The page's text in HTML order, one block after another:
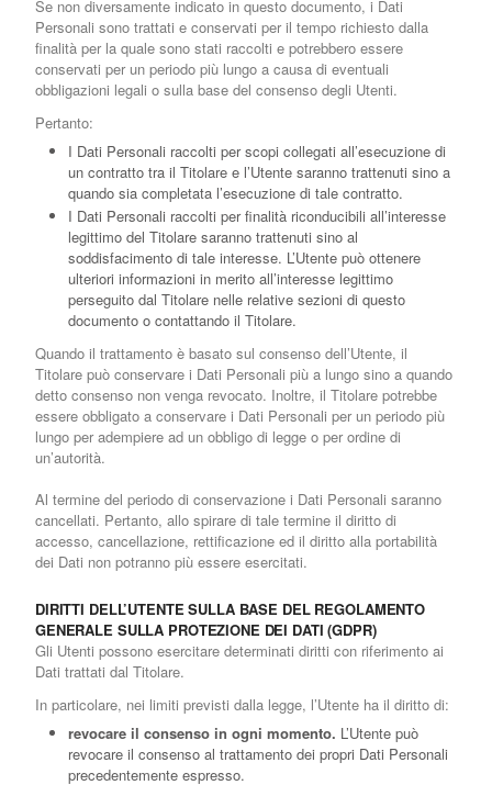
Se non diversamente indicato in questo documento, i Dati
Personali sono trattati e conservati per il tempo richiesto dalla
finalità per la quale sono stati raccolti e potrebbero essere
conservati per un periodo più lungo a causa di eventuali
obbligazioni legali o sulla base del consenso degli Utenti.
Pertanto:
I Dati Personali raccolti per scopi collegati all’esecuzione di
un contratto tra il Titolare e l’Utente saranno trattenuti sino a
quando sia completata l’esecuzione di tale contratto.
I Dati Personali raccolti per finalità riconducibili all’interesse
legittimo del Titolare saranno trattenuti sino al
soddisfacimento di tale interesse. L’Utente può ottenere
ulteriori informazioni in merito all’interesse legittimo
perseguito dal Titolare nelle relative sezioni di questo
documento o contattando il Titolare.
Quando il trattamento è basato sul consenso dell’Utente, il
Titolare può conservare i Dati Personali più a lungo sino a quando
detto consenso non venga revocato. Inoltre, il Titolare potrebbe
essere obbligato a conservare i Dati Personali per un periodo più
lungo per adempiere ad un obbligo di legge o per ordine di
un’autorità.
Al termine del periodo di conservazione i Dati Personali saranno
cancellati. Pertanto, allo spirare di tale termine il diritto di
accesso, cancellazione, rettificazione ed il diritto alla portabilità
dei Dati non potranno più essere esercitati.
DIRITTI DELL’UTENTE SULLA BASE DEL REGOLAMENTO
GENERALE SULLA PROTEZIONE DEI DATI (GDPR)
Gli Utenti possono esercitare determinati diritti con riferimento ai
Dati trattati dal Titolare.
In particolare, nei limiti previsti dalla legge, l’Utente ha il diritto di:
revocare il consenso in ogni momento. L’Utente può
revocare il consenso al trattamento dei propri Dati Personali
precedentemente espresso.